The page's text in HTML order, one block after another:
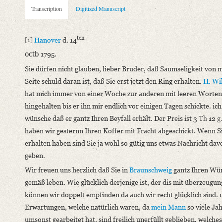
Metadata Concerning Header
Sender: Julie Schlegel
Recipient: August Wilhelm von Schlegel
Place of Dispatch: Hannover
Place of Destination: Braunschweig
Date: 14.10.1795
Notations: Empfangsort erschlossen.
Manuscript
Provider: Dresden, Sächsische Landesbibliothek - Staats- und
OAI Id: DE-1a-34097
Classification Number: Mscr.Dresd.e.90,XIX,Bd.23,Nr.51
Number of Pages: 4S. auf Doppelbl., hs. m. U.
Format: 18,9 x 11,4 cm
Incipit: „[1] Hanover d. 14ten
octb 1795.
Sie dürfen nicht glauben, lieber Bruder, daß Saumseligkeit
Transcription Digitized Manuscript
[1] Hanoverd. 14ten
octb 1795.
Sie dürfen nicht glauben, lieber Bruder, daß Saumseligkeit von
Seite schuld daran ist, daß Sie erst jetzt den Ring erhalten. H.
hat mich immer von einer Woche zur anderen mit leeren Worten
hingehalten bis er ihn mir endlich vor einigen Tagen schickte. ich
wünsche daß er gantz Ihren Beyfall erhält. Der Preis ist 3 Th 12 g.
haben wir gesternn Ihren Koffer mit Fracht abgeschickt. Wenn
erhalten haben sind Sie ja wohl so gütig uns etwas Nachricht
geben.
Wir freuen uns herzlich daß Sie inBraunschweiggantz Ihren
gemäß leben. Wie glücklich derjenige ist, der dis mit
können wir doppelt empfinden da auch wir recht glücklich sind.
Erwartungen, welche natürlich waren, da mein Mannso viele
umsonst gearbeitet hat, sind freilich unerfüllt geblieben,